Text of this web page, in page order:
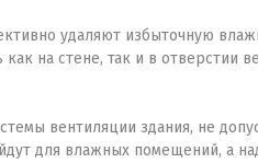
удаляют избыточную
на стене, так и в отверстии
вентиляции здания, не
для влажных помещений, а